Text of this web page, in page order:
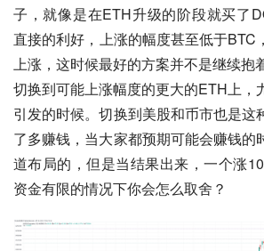
子，就像是在ETH升级的阶段就买了
直接的利好，上涨的幅度甚至低于BTC
上涨，这时候最好的方案并不是继续抱
切换到可能上涨幅度的更大的ETH上，
引发的时候。切换到美股和币市也是这
了多赚钱，当大家都预期可能会赚钱的
道布局的，但是当结果出来，一个涨
资金有限的情况下你会怎么取舍？